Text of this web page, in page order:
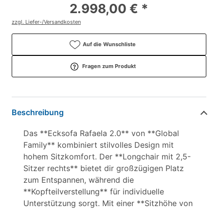
2.998,00 € *
zzgl. Liefer-/Versandkosten
Auf die Wunschliste
Fragen zum Produkt
Beschreibung
Das **Ecksofa Rafaela 2.0** von **Global
Family** kombiniert stilvolles Design mit
hohem Sitzkomfort. Der **Longchair mit 2,5-
Sitzer rechts** bietet dir großzügigen Platz
zum Entspannen, während die
**Kopfteilverstellung** für individuelle
Unterstützung sorgt. Mit einer **Sitzhöhe von